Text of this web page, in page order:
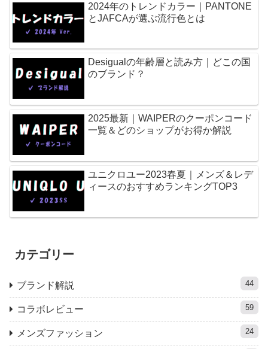
2024年のトレンドカラー｜PANTONE
とJAFCAが選ぶ流行色とは
Desigualの年齢層と読み方｜どこの国
のブランド？
2025最新｜WAIPERのクーポンコード
一覧＆どのショップがお得か解説
ユニクロユー2023春夏｜メンズ＆レデ
ィースのおすすめランキングTOP3
カテゴリー
ブランド解説 44
コラボレビュー 59
メンズファッション 24